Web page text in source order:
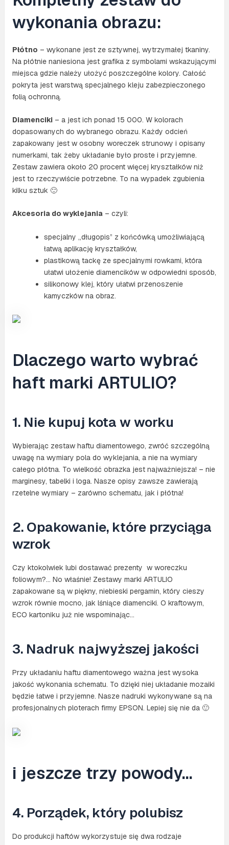
wykonania obrazu:
Płótno – wykonane jest ze sztywnej, wytrzymałej tkaniny.
Na płótnie naniesiona jest grafika z symbolami wskazującymi
miejsca gdzie należy ułożyć poszczególne kolory. Całość
pokryta jest warstwą specjalnego kleju zabezpieczonego
folią ochronną.
Diamenciki– a jest ich ponad 15 000. W kolorach
dopasowanych do wybranego obrazu. Każdy odcień
zapakowany jest w osobny woreczek strunowy i opisany
numerkami, tak żeby układanie było proste i przyjemne.
Zestaw zawiera około 20 procent więcej kryształków niż
jest to rzeczywiście potrzebne. To na wypadek zgubienia
kilku sztuk 🙂
Akcesoria do wyklejania– czyli:
specjalny „długopis” z końcówką umożliwiającą
łatwą aplikację kryształków,
plastikową tackę ze specjalnymi rowkami, która
ułatwi ułożenie diamencików w odpowiedni sposób,
silikonowy klej, który ułatwi przenoszenie
kamyczków na obraz.
Dlaczego warto wybrać
haft marki ARTULIO?
1. Nie kupuj kota w worku
Wybierając zestaw haftu diamentowego, zwróć szczególną
uwagę na wymiary pola do wyklejania, a nie na wymiary
całego płótna. To wielkość obrazka jest najważniejsza! – nie
marginesy, tabelki i loga. Nasze opisy zawsze zawierają
rzetelne wymiary – zarówno schematu, jak i płótna!
2. Opakowanie, które przyciąga
wzrok
Czy ktokolwiek lubi dostawać prezenty w woreczku
foliowym?… No właśnie! Zestawy marki ARTULIO
zapakowane są w piękny, niebieski pergamin, który cieszy
wzrok równie mocno, jak lśniące diamenciki. O kraftowym,
ECO kartoniku już nie wspominając…
3. Nadruk najwyższej jakości
Przy układaniu haftu diamentowego ważna jest wysoka
jakość wykonania schematu. To dzięki niej układanie mozaiki
będzie łatwe i przyjemne. Nasze nadruki wykonywane są na
profesjonalnych ploterach firmy EPSON. Lepiej się nie da 🙂
i jeszcze trzy powody…
4. Porządek, który polubisz
Do produkcji haftów wykorzystuje się dwa rodzaje